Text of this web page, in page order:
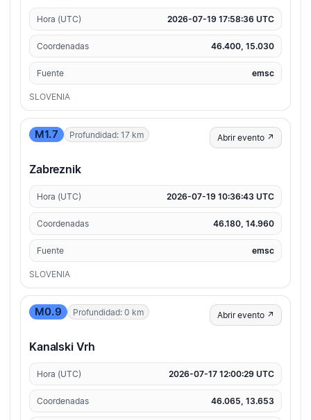
Hora (UTC) 2026-07-19 17:58:36 UTC
Coordenadas 46.400, 15.030
Fuente emsc
SLOVENIA
M1.7 Profundidad: 17 km Abrir evento ↗
Zabreznik
Hora (UTC) 2026-07-19 10:36:43 UTC
Coordenadas 46.180, 14.960
Fuente emsc
SLOVENIA
M0.9 Profundidad: 0 km Abrir evento ↗
Kanalski Vrh
Hora (UTC) 2026-07-17 12:00:29 UTC
Coordenadas 46.065, 13.653